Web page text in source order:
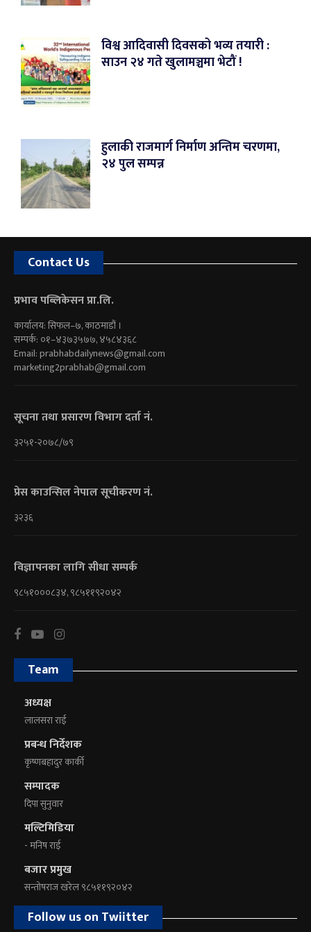
विश्व आदिवासी दिवसको भव्य तयारी :
साउन २४ गते खुलामञ्चमा भेटौं !
हुलाकी राजमार्ग निर्माण अन्तिम चरणमा,
२४ पुल सम्पन्न
Contact Us
प्रभाव पब्लिकेसन प्रा.लि.
कार्यालय: सिफल–७, काठमाडौं ।
सम्पर्क: ०१–४३७३५७७, ४५८४३६८
Email:prabhabdailynews@gmail.com
marketing2prabhab@gmail.com
सूचना तथा प्रसारण विभाग दर्ता नं.
३२५१-२०७८/७९
प्रेस काउन्सिल नेपाल सूचीकरण नं.
३२३६
विज्ञापनका लागि सीधा सम्पर्क
९८५१०००८३४, ९८५११९२०४२
Team
अध्यक्ष
लालसरा राई
प्रबन्ध निर्देशक
कृष्णबहादुर कार्की
सम्पादक
दिपा सुनुवार
मल्टिमिडिया
- मनिष राई
बजार प्रमुख
सन्तोषराज खरेल ९८५११९२०४२
Follow us on Twiitter